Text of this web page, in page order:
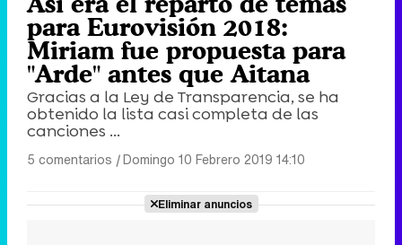
para Eurovisión 2018:
Miriam fue propuesta para
"Arde" antes que Aitana
Gracias a la Ley de Transparencia, se ha
obtenido la lista casi completa de las
canciones ...
5 comentarios |Domingo 10 Febrero 2019 14:10
Eliminar anuncios